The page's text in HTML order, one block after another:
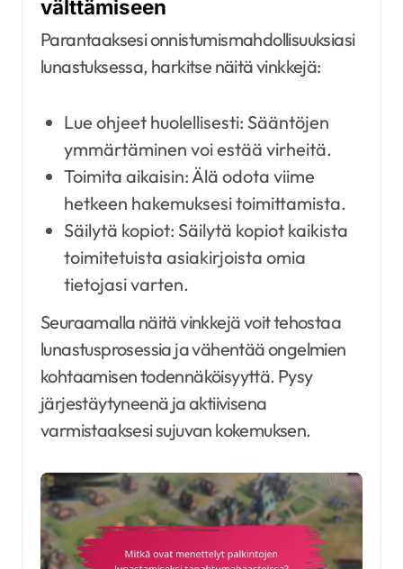
välttämiseen
Parantaaksesi onnistumismahdollisuuksiasi
lunastuksessa, harkitse näitä vinkkejä:
Lue ohjeet huolellisesti: Sääntöjen
ymmärtäminen voi estää virheitä.
Toimita aikaisin: Älä odota viime
hetkeen hakemuksesi toimittamista.
Säilytä kopiot: Säilytä kopiot kaikista
toimitetuista asiakirjoista omia
tietojasi varten.
Seuraamalla näitä vinkkejä voit tehostaa
lunastusprosessia ja vähentää ongelmien
kohtaamisen todennäköisyyttä. Pysy
järjestäytyneenä ja aktiivisena
varmistaaksesi sujuvan kokemuksen.